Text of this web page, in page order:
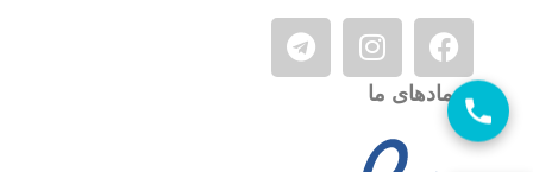
نمادهای ما